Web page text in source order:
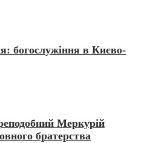
богослужіння в Києво-
Меркурій
братерства